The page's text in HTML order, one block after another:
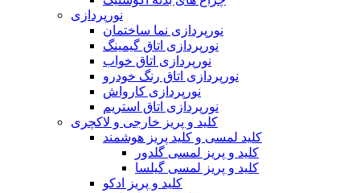
نورپردازی
نورپردازی نما ساختمان
نورپردازی اتاق گیمینگ
نورپردازی اتاق خواب
نورپردازی اتاق رنگ خودرو
نورپردازی کارواش
نورپردازی اتاق استریم
کلید و پریز خارجی و لاکچری
کلید لمسی و کلید پریز هوشمند
کلید و پریز لمسی گلدور
کلید و پریز لمسی گیلسا
کلید و پریز ادکو